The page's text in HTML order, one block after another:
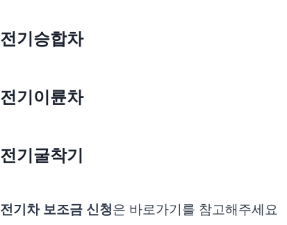
전기승합차
전기이륜차
전기굴착기
전기차 보조금신청은 바로가기를 참고해주세요